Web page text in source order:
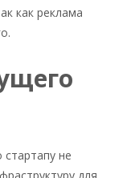
как реклама
не
для